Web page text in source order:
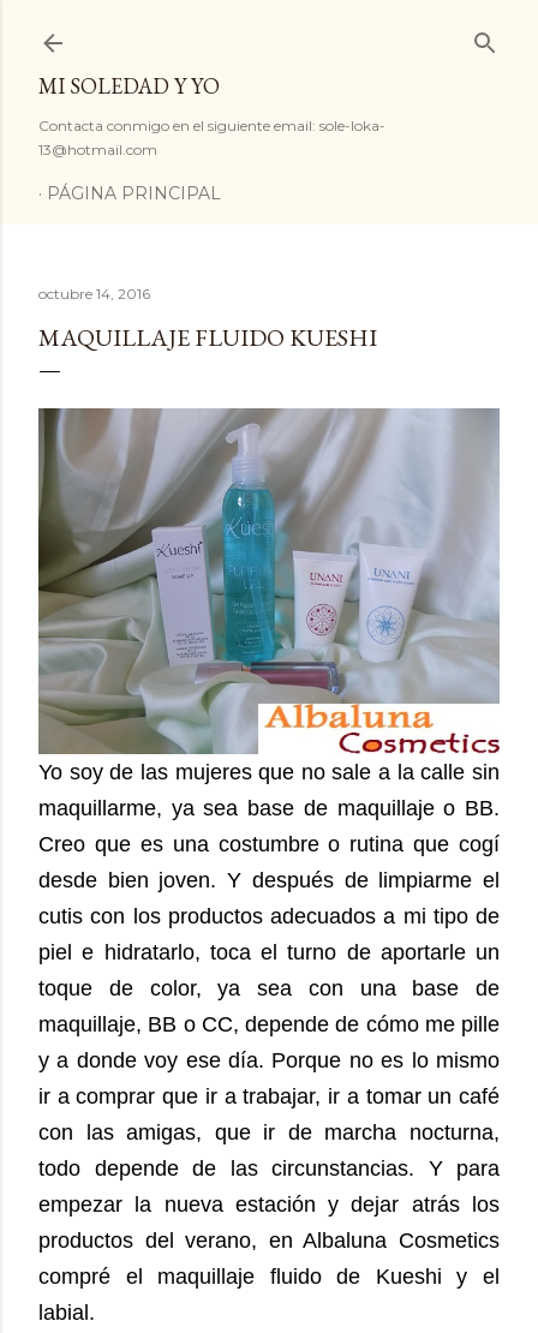
MI SOLEDAD Y YO
Contacta conmigo en el siguiente email: sole-loka-
13@hotmail.com
PÁGINA PRINCIPAL
octubre 14, 2016
MAQUILLAJE FLUIDO KUESHI
Yo soy de las mujeres que no sale a la calle sin
maquillarme, ya sea base de maquillaje o BB.
Creo que es una costumbre o rutina que cogí
desde bien joven. Y después de limpiarme el
cutis con los productos adecuados a mi tipo de
piel e hidratarlo, toca el turno de aportarle un
toque de color, ya sea con una base de
maquillaje, BB o CC, depende de cómo me pille
y a donde voy ese día. Porque no es lo mismo
ir a comprar que ir a trabajar, ir a tomar un café
con las amigas, que ir de marcha nocturna,
todo depende de las circunstancias. Y para
empezar la nueva estación y dejar atrás los
productos del verano, en Albaluna Cosmetics
compré el maquillaje fluido de Kueshi y el
labial.